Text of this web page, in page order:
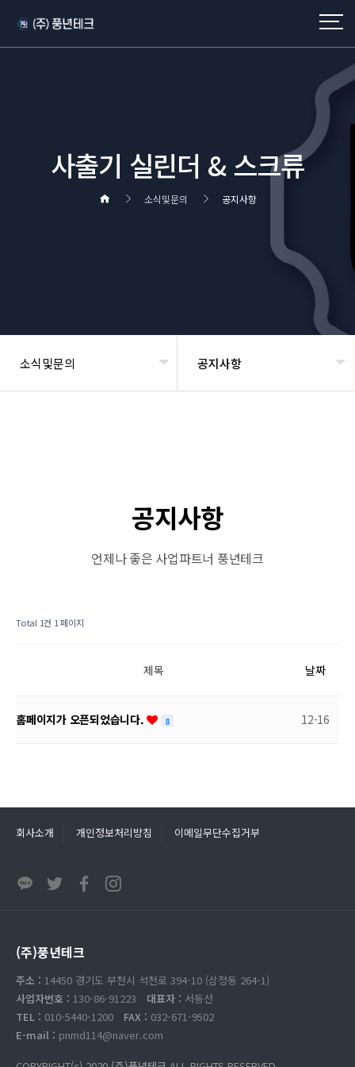
사출기 실린더 & 스크류
소식및문의 공지사항
소식및문의 공지사항
공지사항
언제나 좋은 사업파트너 풍년테크
Total 1건 1 페이지
제목 날짜
홈페이지가 오픈되었습니다. 8 12-16
회사소개 개인정보처리방침 이메일무단수집거부
(주)풍년테크
주소 : 14450 경기도 부천시 석천로 394-10 (삼정동 264-1)
사업자번호 : 130-86-91223 대표자 : 서동선
TEL : 010-5440-1200 FAX : 032-671-9502
E-mail : pnmd114@naver.com